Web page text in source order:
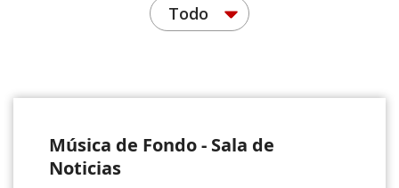
Todo
Música de Fondo - Sala de
Noticias